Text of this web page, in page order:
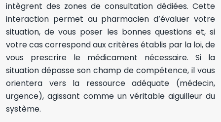
intègrent des zones de consultation dédiées. Cette
interaction permet au pharmacien d’évaluer votre
situation, de vous poser les bonnes questions et, si
votre cas correspond aux critères établis par la loi, de
vous prescrire le médicament nécessaire. Si la
situation dépasse son champ de compétence, il vous
orientera vers la ressource adéquate (médecin,
urgence), agissant comme un véritable aiguilleur du
système.